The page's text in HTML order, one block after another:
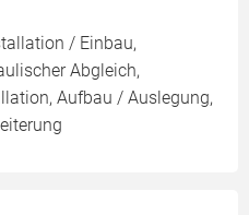
/ Einbau,
Abgleich,
Aufbau / Auslegung,